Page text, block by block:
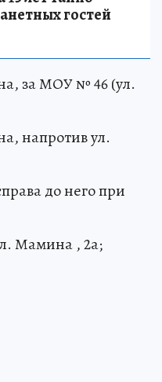
гостей
за МОУ № 46 (ул.
напротив ул.
до него при
Мамина , 2а;